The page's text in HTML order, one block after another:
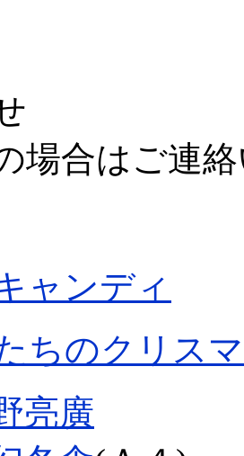
場合はご連
ャンディ
ちのクリス
亮廣